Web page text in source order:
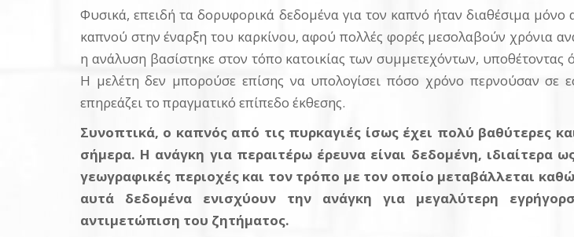
Φυσικά, επειδή τα δορυφορικά δεδομένα για τον καπνό ήταν διαθέσιμα
καπνού στην έναρξη του καρκίνου, αφού πολλές φορές μεσολαβούν χρόνια
η ανάλυση βασίστηκε στον τόπο κατοικίας των συμμετεχόντων, υποθέτοντας
Η μελέτη δεν μπορούσε επίσης να υπολογίσει πόσο χρόνο περνούσαν σε
επηρεάζει το πραγματικό επίπεδο έκθεσης.
Συνοπτικά, ο καπνός από τις πυρκαγιές ίσως έχει πολύ βαθύτερες
σήμερα. Η ανάγκη για περαιτέρω έρευνα είναι δεδομένη,
γεωγραφικές περιοχές και τον τρόπο με τον οποίο μεταβάλλεται
αυτά δεδομένα ενισχύουν την ανάγκη για μεγαλύτερη
αντιμετώπιση του ζητήματος.